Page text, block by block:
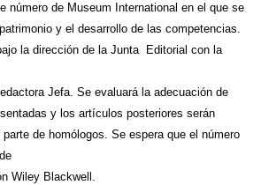
número de Museum International en el que se
y el desarrollo de las competencias.
la dirección de la Junta Editorial con la
Jefa. Se evaluará la adecuación de
y los artículos posteriores serán
de homólogos. Se espera que el número
Wiley Blackwell.